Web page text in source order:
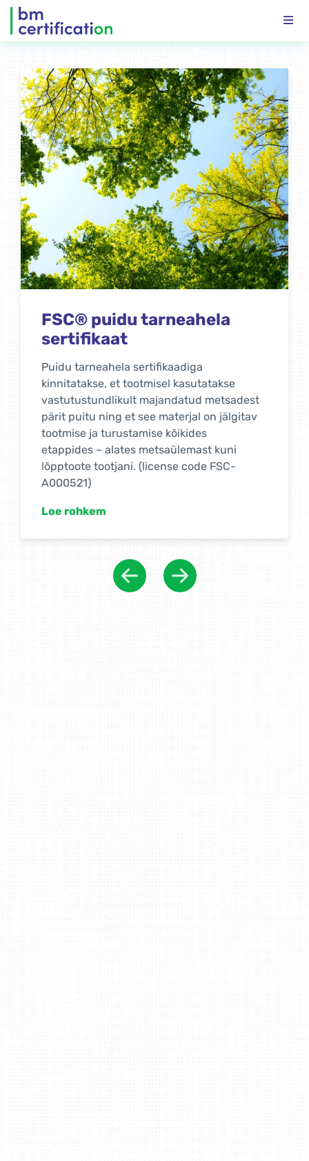
ISCC Rahvusvaheline
jätkusuutlikkuse ja
süsinikdioksiidi
sertifitseerimine
ISCC süsteemi sertifitseerimine aitab
tootjatel vastutust võtta ja vähendab
ettevõtete riski luua keskkonda
kahjustavaid protsesse. Sertifitseerimine on
usaldusväärne meetod, mis aitab klientidel
tuvastada, millised ettevõtted pakuvad
põllumajandusliku tooraine säästvat